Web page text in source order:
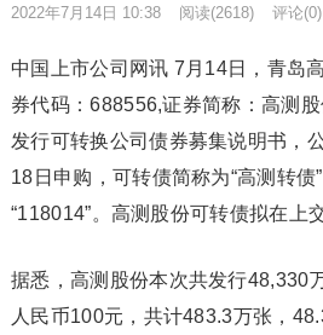
2022年7月14日 10:38 阅读(2618) 评论(0)
中国上市公司网讯 7月14日，青岛
券代码：688556,证券简称：高测
发行可转换公司债券募集说明书，
18日申购，可转债简称为“高测转债
“118014”。高测股份可转债拟在上
据悉，高测股份本次共发行48,330
人民币100元，共计483.3万张，